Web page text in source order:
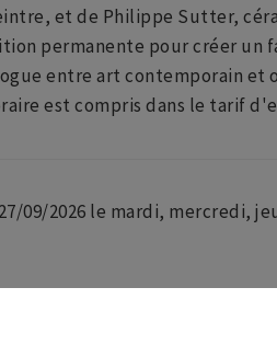
et de Philippe Sutter,
permanente pour créer
entre art contemporain et
est compris dans le tarif
09/2026 le mardi, mercredi,
de départ